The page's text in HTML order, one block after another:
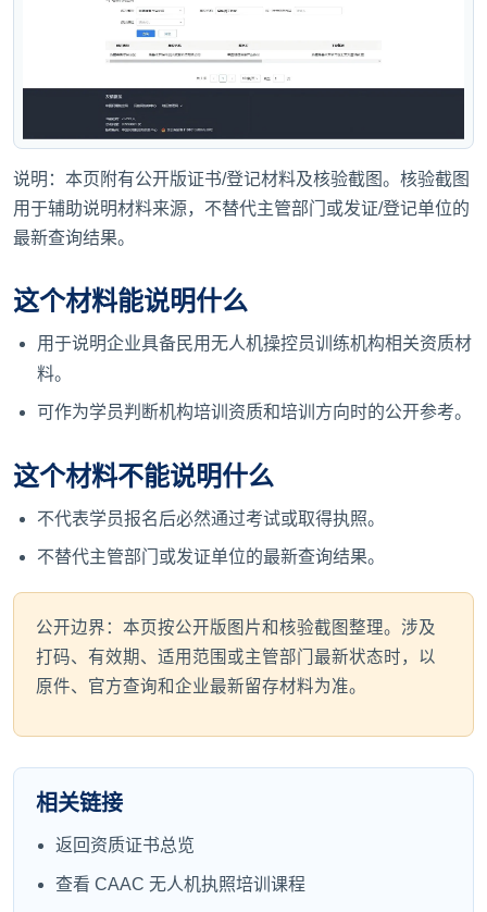
说明：本页附有公开版证书/登记材料及核验截图。核验截图
用于辅助说明材料来源，不替代主管部门或发证/登记单位的
最新查询结果。
这个材料能说明什么
用于说明企业具备民用无人机操控员训练机构相关资质材
料。
可作为学员判断机构培训资质和培训方向时的公开参考。
这个材料不能说明什么
不代表学员报名后必然通过考试或取得执照。
不替代主管部门或发证单位的最新查询结果。
公开边界：本页按公开版图片和核验截图整理。涉及
打码、有效期、适用范围或主管部门最新状态时，以
原件、官方查询和企业最新留存材料为准。
相关链接
返回资质证书总览
查看 CAAC 无人机执照培训课程